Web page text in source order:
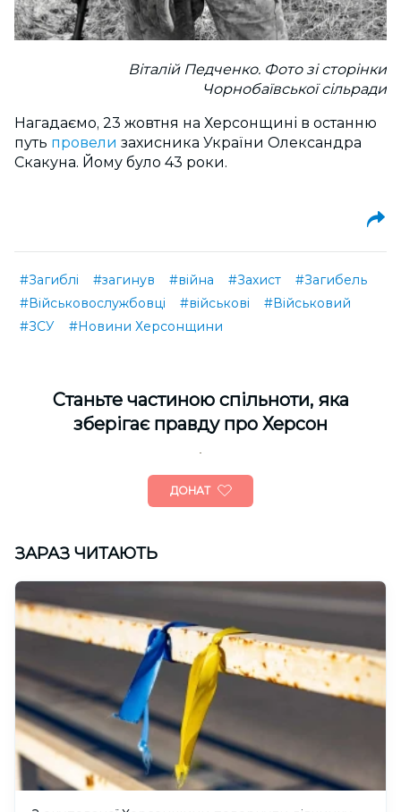
Віталій Педченко. Фото зі сторінки
Чорнобаївської сільради
Нагадаємо, 23 жовтня на Херсонщині в останню
путь провели захисника України Олександра
Скакуна. Йому було 43 роки.
#Загиблі #загинув #війна #Захист
#Загибель
#Військовослужбовці
#військові
#Військовий
#ЗСУ
#Новини Херсонщини
Cтаньте частиною спільноти, яка
зберігає правду про Херсон
ДОНАТ
ЗАРАЗ ЧИТАЮТЬ